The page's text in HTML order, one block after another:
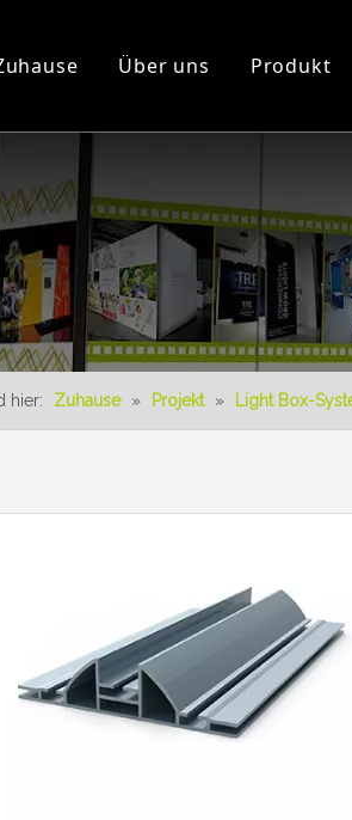
Über uns Produkt
hier: Zuhause » Projekt » Light Box-